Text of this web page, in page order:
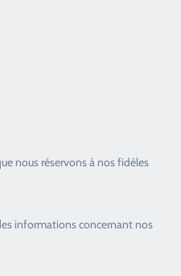
nous réservons à nos fidèles
informations concernant nos